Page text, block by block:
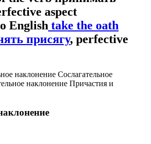
aspect
take the oath
присягу, perfective
наклонение Сослагательное
наклонение Причастия и